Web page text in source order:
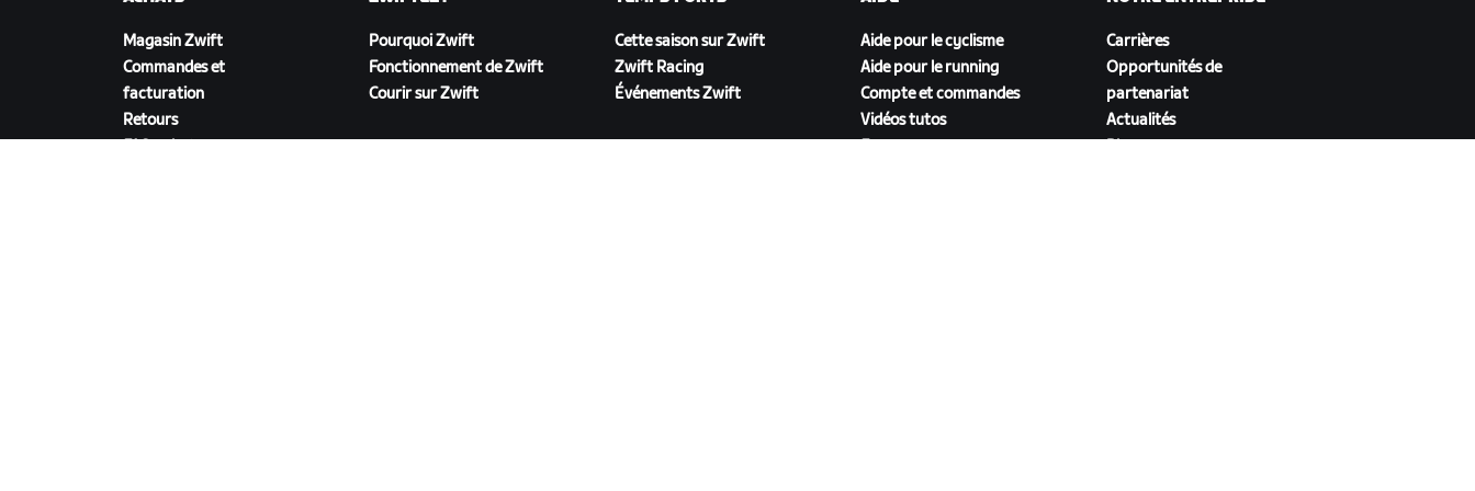
Magasin Zwift
Commandes et
facturation
Retours
Pourquoi Zwift
Fonctionnement de Zwift
Courir sur Zwift
Cette saison sur Zwift
Zwift Racing
Événements Zwift
Aide pour le cyclisme
Aide pour le running
Compte et commandes
Vidéos tutos
Carrières
Opportunités de
partenariat
Actualités